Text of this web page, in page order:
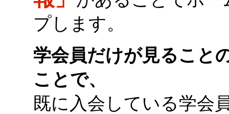
プします。
学会員だけが見ること
ことで、
既に入会している学会